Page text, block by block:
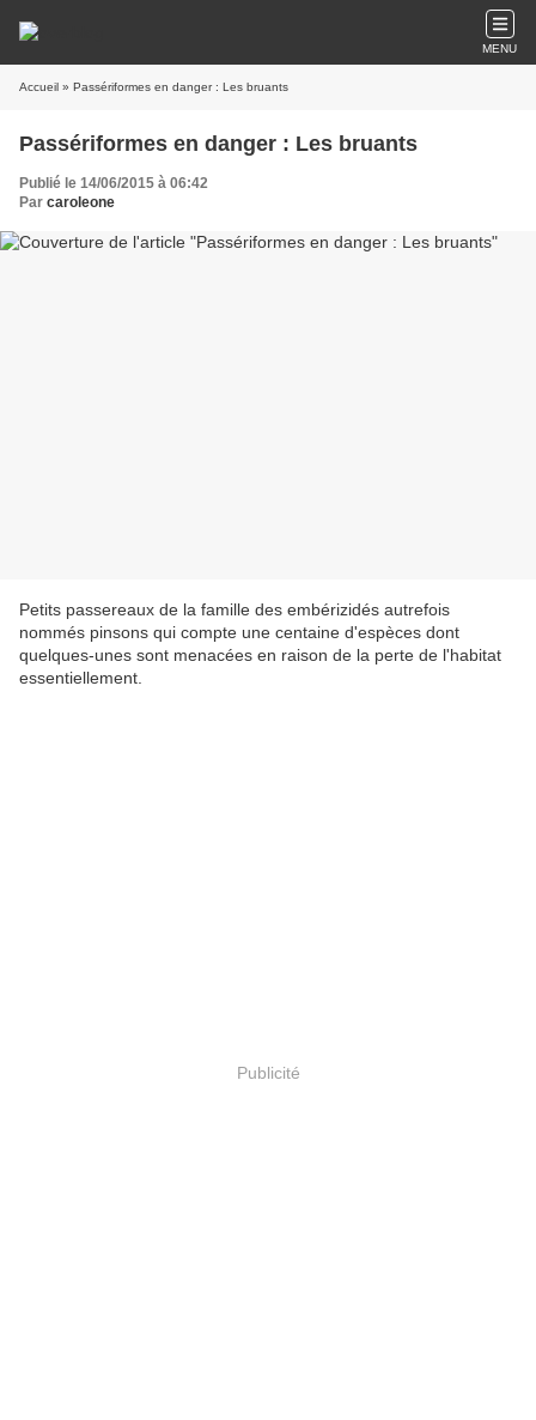
MENU
Accueil » Passériformes en danger : Les bruants
Passériformes en danger : Les bruants
Publié le 14/06/2015 à 06:42
Par caroleone
Petits passereaux de la famille des embérizidés autrefois
nommés pinsons qui compte une centaine d'espèces dont
quelques-unes sont menacées en raison de la perte de l'habitat
essentiellement.
Publicité